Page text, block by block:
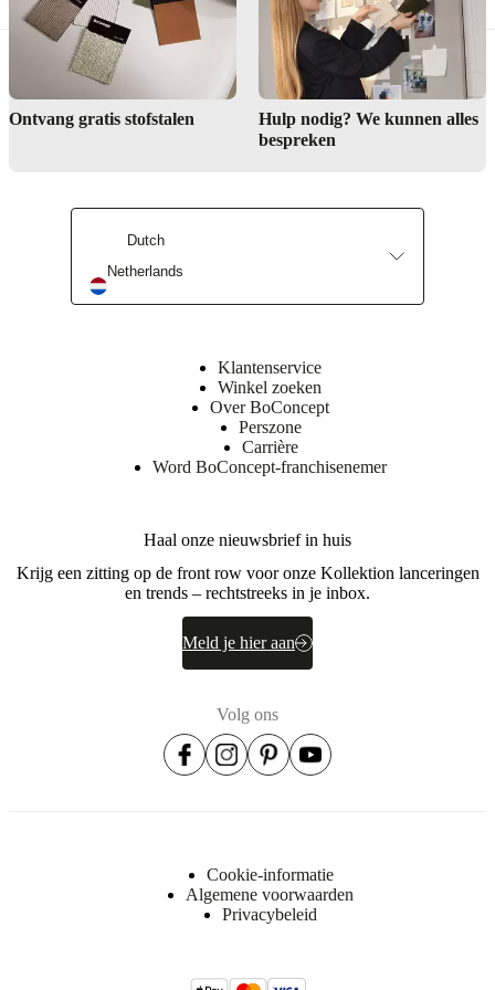
space feel more welcoming.
Furniture with natural finishes, soft fabrics and organic shapes
works best. Wooden tables, upholstered sofas and textured
accessories help create a cohesive warm interior.
Ontvang gratis stofstalen
Hulp nodig? We kunnen alles
bespreken
Dutch
Netherlands
Klantenservice
Winkel zoeken
Over BoConcept
Perszone
Carrière
Word BoConcept-franchisenemer
Haal onze nieuwsbrief in huis
Krijg een zitting op de front row voor onze Kollektion lanceringen
en trends – rechtstreeks in je inbox.
Meld je hier aan
Volg ons
Cookie-informatie
Algemene voorwaarden
Privacybeleid